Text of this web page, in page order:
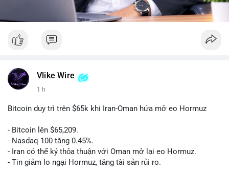
Vlike Wire
1 h
Bitcoin duy trì trên $65k khi Iran-Oman hứa mở eo Hormuz
- Bitcoin lên $65,209.
- Nasdaq 100 tăng 0.45%.
- Iran có thể ký thỏa thuận với Oman mở lại eo Hormuz.
- Tin giảm lo ngại Hormuz, tăng tài sản rủi ro.